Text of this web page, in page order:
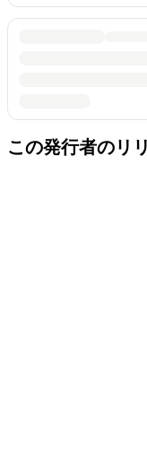
この発行者のリ